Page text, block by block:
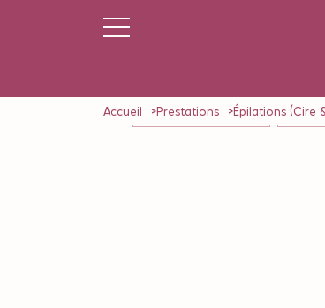
Accueil Prestations Épilations (Cire
NOS FORFAITS (5 Séances) AQUA